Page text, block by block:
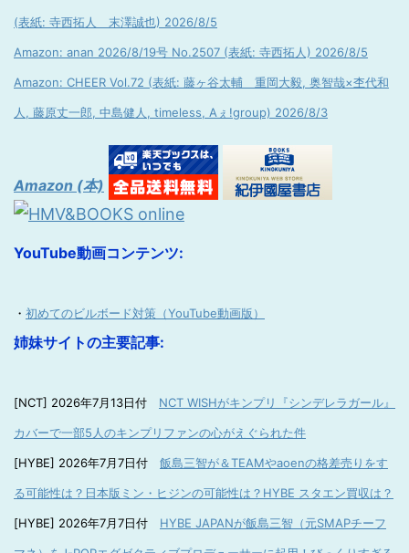
(表紙: 寺西拓人 末澤誠也) 2026/8/5
Amazon: anan 2026/8/19号 No.2507 (表紙: 寺西拓人) 2026/8/5
Amazon: CHEER Vol.72 (表紙: 藤ヶ谷太輔 重岡大毅, 奥智哉×杢代和
人, 藤原丈一郎, 中島健人, timeless, Aぇ!group) 2026/8/3
Amazon (本)
YouTube動画コンテンツ:
・ 初めてのビルボード対策（YouTube動画版）
姉妹サイトの主要記事:
[NCT] 2026年7月13日付 NCT WISHがキンプリ『シンデレラガール』
カバーで一部5人のキンプリファンの心がえぐられた件
[HYBE] 2026年7月7日付 飯島三智が＆TEAMやaoenの格差売りをす
る可能性は？日本版ミン・ヒジンの可能性は？HYBE スタエン買収は？
[HYBE] 2026年7月7日付 HYBE JAPANが飯島三智（元SMAPチーフ